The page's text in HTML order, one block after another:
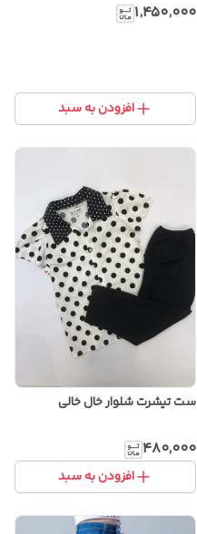
۱٬۴۵۰٬۰۰۰
افزودن به سبد
ست تیشرت شلوار خال خالی
۴۸۰٬۰۰۰
افزودن به سبد